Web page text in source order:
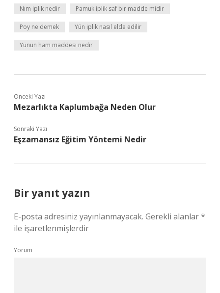
Nım iplik nedir Pamuk iplik saf bir madde midir
Poy ne demek Yün iplik nasıl elde edilir
Yünün ham maddesi nedir
Önceki Yazı
Mezarlıkta Kaplumbağa Neden Olur
Sonraki Yazı
Eşzamansız Eğitim Yöntemi Nedir
Bir yanıt yazın
E-posta adresiniz yayınlanmayacak. Gerekli alanlar*
ile işaretlenmişlerdir
Yorum